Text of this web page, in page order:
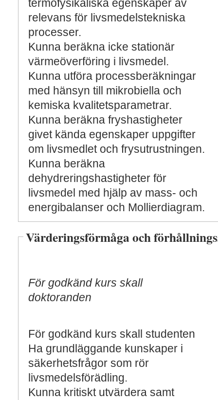
termofysikaliska egenskaper av
relevans för livsmedelstekniska
processer.
Kunna beräkna icke stationär
värmeöverföring i livsmedel.
Kunna utföra processberäkningar
med hänsyn till mikrobiella och
kemiska kvalitetsparametrar.
Kunna beräkna fryshastigheter
givet kända egenskaper uppgifter
om livsmedlet och frysutrustningen.
Kunna beräkna
dehydreringshastigheter för
livsmedel med hjälp av mass- och
energibalanser och Mollierdiagram.
Värderingsförmåga och
För godkänd kurs skall
doktoranden
För godkänd kurs skall studenten
Ha grundläggande kunskaper i
säkerhetsfrågor som rör
livsmedelsförädling.
Kunna kritiskt utvärdera samt